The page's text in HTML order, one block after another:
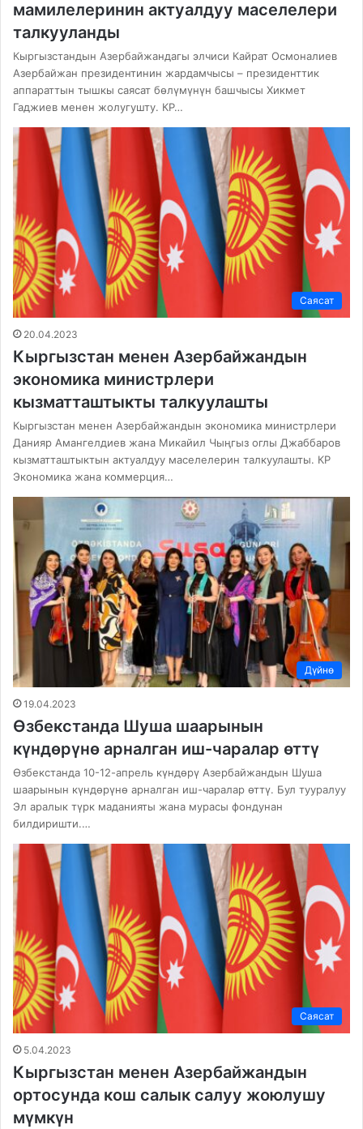
мамилелеринин актуалдуу маселелери
талкууланды
Кыргызстандын Азербайжандагы элчиси Кайрат Осмоналиев
Азербайжан президентинин жардамчысы – президенттик
аппараттын тышкы саясат бөлүмүнүн башчысы Хикмет
Гаджиев менен жолугушту. КР…
Саясат
20.04.2023
Кыргызстан менен Азербайжандын
экономика министрлери
кызматташтыкты талкуулашты
Кыргызстан менен Азербайжандын экономика министрлери
Данияр Амангелдиев жана Микайил Чыңгыз оглы Джаббаров
кызматташтыктын актуалдуу маселелерин талкуулашты. КР
Экономика жана коммерция…
Дүйнө
19.04.2023
Өзбекстанда Шуша шаарынын
күндөрүнө арналган иш-чаралар өттү
Өзбекстанда 10-12-апрель күндөрү Азербайжандын Шуша
шаарынын күндөрүнө арналган иш-чаралар өттү. Бул тууралуу
Эл аралык түрк маданияты жана мурасы фондунан
билдиришти.…
Саясат
5.04.2023
Кыргызстан менен Азербайжандын
ортосунда кош салык салуу жоюлушу
мүмкүн